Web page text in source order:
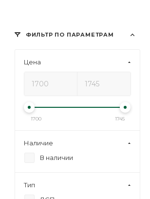
ФИЛЬТР ПО ПАРАМЕТРАМ
Цена
1700 1745
Наличие
В наличии
Тип